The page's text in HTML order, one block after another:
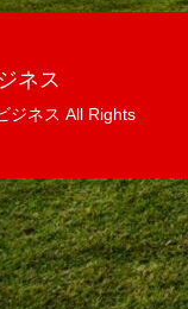
ネス
ジネス All Rights